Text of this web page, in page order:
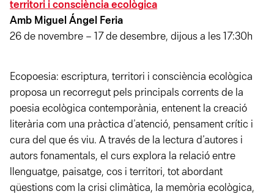
territori i consciència ecològica
Amb Miguel Ángel Feria
26 de novembre – 17 de desembre, dijous a les 17:30h
Ecopoesia: escriptura, territori i consciència ecològica
proposa un recorregut pels principals corrents de la
poesia ecològica contemporània, entenent la creació
literària com una pràctica d’atenció, pensament crític i
cura del que és viu. A través de la lectura d’autores i
autors fonamentals, el curs explora la relació entre
llenguatge, paisatge, cos i territori, tot abordant
qüestions com la crisi climàtica, la memòria ecològica,